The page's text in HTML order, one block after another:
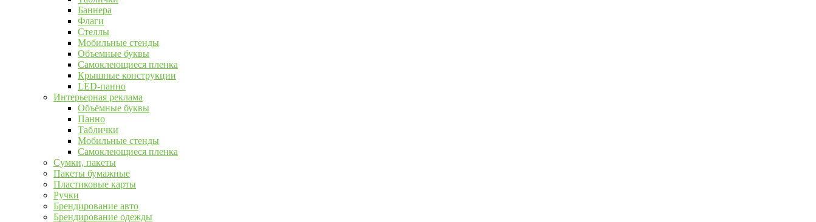
Баннера
Флаги
Стеллы
Мобильные стенды
Объемные буквы
Самоклеющиеся пленка
Крышные конструкции
LED-панно
Интерьерная реклама
Объёмные буквы
Панно
Таблички
Мобильные стенды
Самоклеющиеся пленка
Сумки, пакеты
Пакеты бумажные
Пластиковые карты
Ручки
Брендирование авто
Брендирование одежды